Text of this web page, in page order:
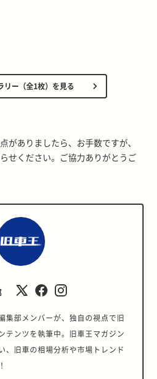
リー（全1枚）を見る
がありましたら、お手数ですが、
せください。ご協力ありがとうご
集部メンバーが、独自の視点で旧
テンツを執筆中。旧車王マガジン
、旧車の相場分析や市場トレンド